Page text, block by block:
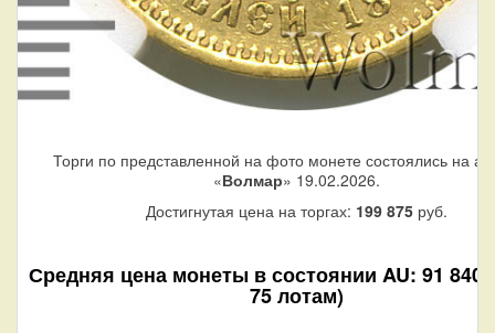
Торги по представленной на фото монете состоялись на
«Волмар» 19.02.2026.
Достигнутая цена на торгах: 199 875 руб.
Средняя цена монеты в состоянии AU: 91 840
75 лотам)